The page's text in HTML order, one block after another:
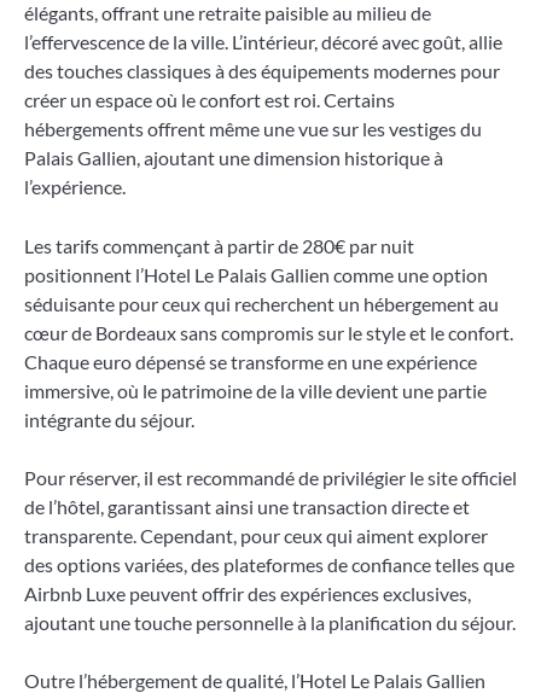
élégants, offrant une retraite paisible au milieu de
l’effervescence de la ville. L’intérieur, décoré avec goût, allie
des touches classiques à des équipements modernes pour
créer un espace où le confort est roi. Certains
hébergements offrent même une vue sur les vestiges du
Palais Gallien, ajoutant une dimension historique à
l’expérience.
Les tarifs commençant à partir de 280€ par nuit
positionnent l’Hotel Le Palais Gallien comme une option
séduisante pour ceux qui recherchent un hébergement au
cœur de Bordeaux sans compromis sur le style et le confort.
Chaque euro dépensé se transforme en une expérience
immersive, où le patrimoine de la ville devient une partie
intégrante du séjour.
Pour réserver, il est recommandé de privilégier le site officiel
de l’hôtel, garantissant ainsi une transaction directe et
transparente. Cependant, pour ceux qui aiment explorer
des options variées, des plateformes de confiance telles que
Airbnb Luxe peuvent offrir des expériences exclusives,
ajoutant une touche personnelle à la planification du séjour.
Outre l’hébergement de qualité, l’Hotel Le Palais Gallien